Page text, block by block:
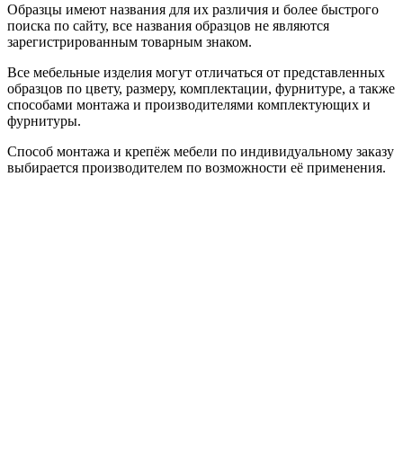
Образцы имеют названия для их различия и более быстрого
поиска по сайту, все названия образцов не являются
зарегистрированным товарным знаком.
Все мебельные изделия могут отличаться от представленных
образцов по цвету, размеру, комплектации, фурнитуре, а также
способами монтажа и производителями комплектующих и
фурнитуры.
Способ монтажа и крепёж мебели по индивидуальному заказу
выбирается производителем по возможности её применения.